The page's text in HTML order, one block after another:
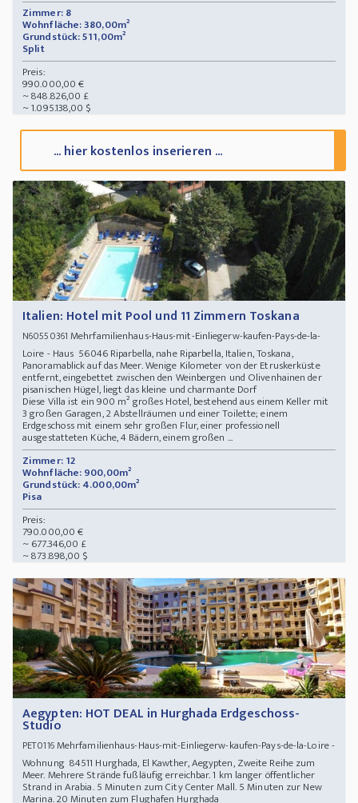
Zimmer: 8
Wohnfläche: 380,00m²
Grundstück: 511,00m²
Split
Preis:
990.000,00 €
~ 848.826,00 £
~ 1.095.138,00 $
... hier kostenlos inserieren ...
Italien: Hotel mit Pool und 11 Zimmern Toskana
N60550361 Mehrfamilienhaus-Haus-mit-Einliegerw-kaufen-Pays-de-la-
Loire - Haus 56046 Riparbella, nahe Riparbella, Italien, Toskana,
Panoramablick auf das Meer. Wenige Kilometer von der Etruskerküste
entfernt, eingebettet zwischen den Weinbergen und Olivenhainen der
pisanischen Hügel, liegt das kleine und charmante Dorf
Diese Villa ist ein 900 m² großes Hotel, bestehend aus einem Keller mit
3 großen Garagen, 2 Abstellräumen und einer Toilette; einem
Erdgeschoss mit einem sehr großen Flur, einer professionell
ausgestatteten Küche, 4 Bädern, einem großen ...
Zimmer: 12
Wohnfläche: 900,00m²
Grundstück: 4.000,00m²
Pisa
Preis:
790.000,00 €
~ 677.346,00 £
~ 873.898,00 $
Aegypten: HOT DEAL in Hurghada Erdgeschoss-
Studio
PET0116Mehrfamilienhaus-Haus-mit-Einliegerw-kaufen-Pays-de-la-Loire -
Wohnung 84511 Hurghada, El Kawther, Aegypten, Zweite Reihe zum
Meer. Mehrere Strände fußläufig erreichbar. 1 km langer öffentlicher
Strand in Arabia. 5 Minuten zum City Center Mall. 5 Minuten zur New
Marina. 20 Minuten zum Flughafen Hurghada